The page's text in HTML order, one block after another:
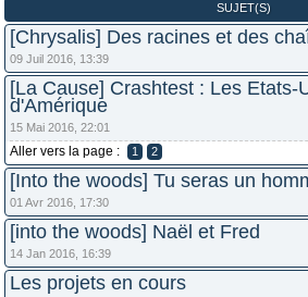
SUJET(S)
[Chrysalis] Des racines et des
09 Juil 2016, 13:39
[La Cause] Crashtest : Les Etats-
d'Amérique
15 Mai 2016, 22:01
Aller vers la page : 1 2
[Into the woods] Tu seras un
01 Avr 2016, 17:30
[into the woods] Naël et Fred
14 Jan 2016, 16:39
Les projets en cours